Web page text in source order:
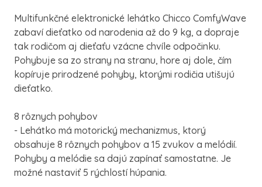
Multifunkčné elektronické lehátko Chicco ComfyWave
zabaví dieťatko od narodenia až do 9 kg, a dopraje
tak rodičom aj dieťaťu vzácne chvíle odpočinku.
Pohybuje sa zo strany na stranu, hore aj dole, čím
kopíruje prirodzené pohyby, ktorými rodičia utišujú
dieťatko.
8 rôznych pohybov
- Lehátko má motorický mechanizmus, ktorý
obsahuje 8 rôznych pohybov a 15 zvukov a melódií.
Pohyby a melódie sa dajú zapínať samostatne. Je
možné nastaviť 5 rýchlostí húpania.